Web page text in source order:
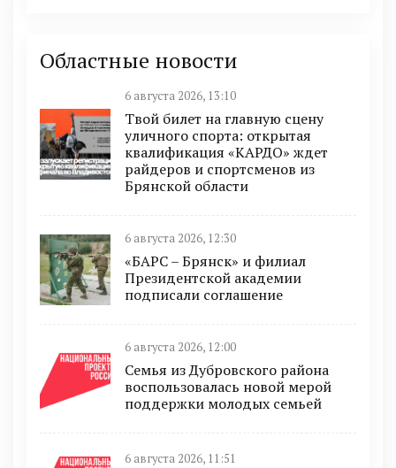
Областные новости
6 августа 2026, 13:10
Твой билет на главную сцену
уличного спорта: открытая
квалификация «КАРДО» ждет
райдеров и спортсменов из
Брянской области
6 августа 2026, 12:30
«БАРС – Брянск» и филиал
Президентской академии
подписали соглашение
6 августа 2026, 12:00
Семья из Дубровского района
воспользовалась новой мерой
поддержки молодых семьей
6 августа 2026, 11:51